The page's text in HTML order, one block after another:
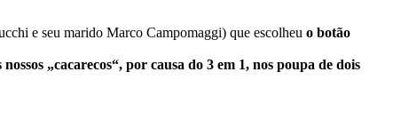
e seu marido Marco Campomaggi) que escolheu o botão
„cacarecos“, por causa do 3 em 1, nos poupa de dois